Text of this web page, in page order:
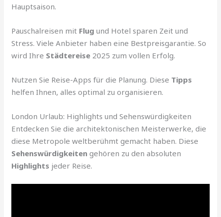
Hauptsaison.
Pauschalreisen mit Flug und Hotel sparen Zeit und
Stress. Viele Anbieter haben eine Bestpreisgarantie. So
wird Ihre Städtereise 2025 zum vollen Erfolg.
Nutzen Sie Reise-Apps für die Planung. Diese Tipps
helfen Ihnen, alles optimal zu organisieren.
London Urlaub: Highlights und Sehenswürdigkeiten
Entdecken Sie die architektonischen Meisterwerke, die
diese Metropole weltberühmt gemacht haben. Diese
Sehenswürdigkeiten gehören zu den absoluten
Highlights jeder Reise.